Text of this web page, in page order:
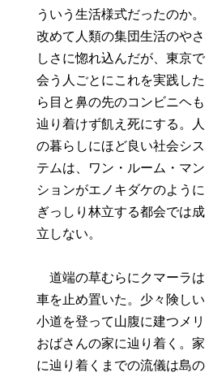
ういう生活様式だったのか。
改めて人類の集団生活のやさ
しさに惚れ込んだが、東京で
会う人ごとにこれを実践した
ら目と鼻の先のコンビニヘも
辿り着けず飢え死にする。人
の暮らしにほど良い社会シス
テムは、ワン・ルーム・マン
ションがエノキダケのように
ぎっしり林立する都会では成
立しない。
道端の草むらにクマーラは
車を止め置いた。少々険しい
小道を登って山腹に建つメリ
おばさんの家に辿り着く。家
に辿り着くまでの流儀は島の